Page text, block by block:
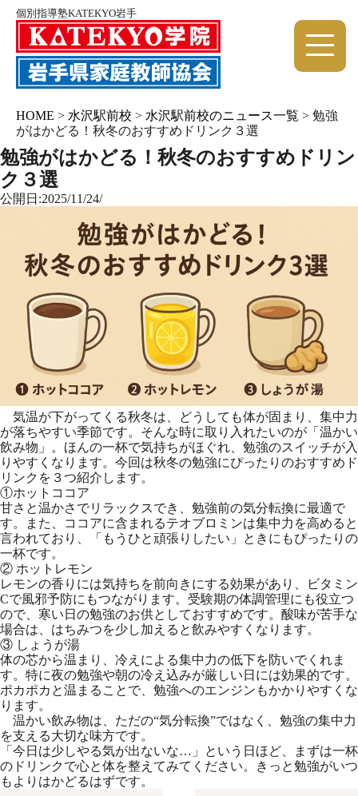
個別指導塾KATEKYO岩手
HOME > 水沢駅前校 > 水沢駅前校のニュース一覧 > 勉強
がはかどる！秋冬のおすすめドリンク３選
勉強がはかどる！秋冬のおすすめドリン
ク３選
公開日:2025/11/24/
気温が下がってくる秋冬は、どうしても体が固まり、集中力
が落ちやすい季節です。そんな時に取り入れたいのが「温かい
飲み物」。ほんの一杯で気持ちがほぐれ、勉強のスイッチが入
りやすくなります。今回は秋冬の勉強にぴったりのおすすめド
リンクを３つ紹介します。
①ホットココア
甘さと温かさでリラックスでき、勉強前の気分転換に最適で
す。また、ココアに含まれるテオブロミンは集中力を高めると
言われており、「もうひと頑張りしたい」ときにもぴったりの
一杯です。
② ホットレモン
レモンの香りには気持ちを前向きにする効果があり、ビタミン
Cで風邪予防にもつながります。受験期の体調管理にも役立つ
ので、寒い日の勉強のお供としておすすめです。酸味が苦手な
場合は、はちみつを少し加えると飲みやすくなります。
③ しょうが湯
体の芯から温まり、冷えによる集中力の低下を防いでくれま
す。特に夜の勉強や朝の冷え込みが厳しい日には効果的です。
ポカポカと温まることで、勉強へのエンジンもかかりやすくな
ります。
温かい飲み物は、ただの“気分転換”ではなく、勉強の集中力
を支える大切な味方です。
「今日は少しやる気が出ないな…」という日ほど、まずは一杯
のドリンクで心と体を整えてみてください。きっと勉強がいつ
もよりはかどるはずです。